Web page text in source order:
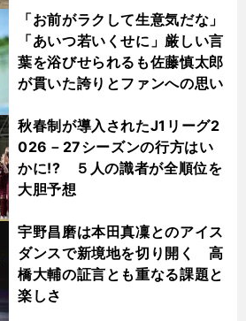
「お前がラクして生意気だな」
「あいつ若いくせに」厳しい言
葉を浴びせられるも佐藤慎太郎
が貫いた誇りとファンへの思い
秋春制が導入されたJ1リーグ2
026－27シーズンの行方はい
かに!? ５人の識者が全順位を
大胆予想
宇野昌磨は本田真凜とのアイス
ダンスで新境地を切り開く 高
橋大輔の証言とも重なる課題と
楽しさ